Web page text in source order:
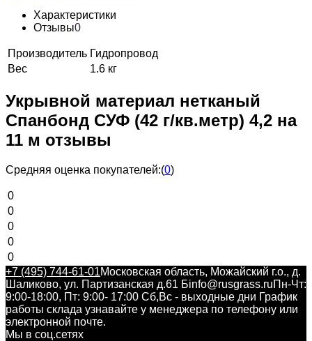
Характеристики
Отзывы0
Производитель Гидропровод
Вес
1.6 кг
Укрывной материал нетканый
Спанбонд СУФ (42 г/кв.метр) 4,2 на
11 м отзывы
Средняя оценка покупателей:(0)
0
0
0
0
0
+7 (495) 744-61-01Московская область, Можайский г.о., д.
Шаликово, ул. Партизанская д.61 Бinfo@rusgrass.ruПн-Чт:
9:00-18:00, Пт: 9:00- 17:00 Сб,Вс - выходные дни График
работы склада узнавайте у менеджера по телефону или
электронной почте.
Мы в соц.сетях